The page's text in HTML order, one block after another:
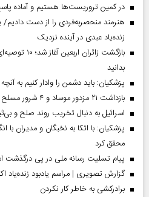
در کمین تروریست‌ها هستیم و آماده
زنده‌یاد عبدی در آینده نزدیک
بازگشت
بدانید
پزشکیان: باید دشمن را وادار کنیم به
بازداشت ۲۱ مزدور موساد و ۴ شرور مسلح در استان کرمان
اسرائیل به دنبال تخریب روند صلح و
پزشکیان: با اتکا به نخبگان و مدیران
محقق کرد
پیام تسلیت رسانه ملی در پی درگذشت
گزارش تصویری | مراسم یادبود زنده‌یاد
برادرکشی به خاطر کار نکردن